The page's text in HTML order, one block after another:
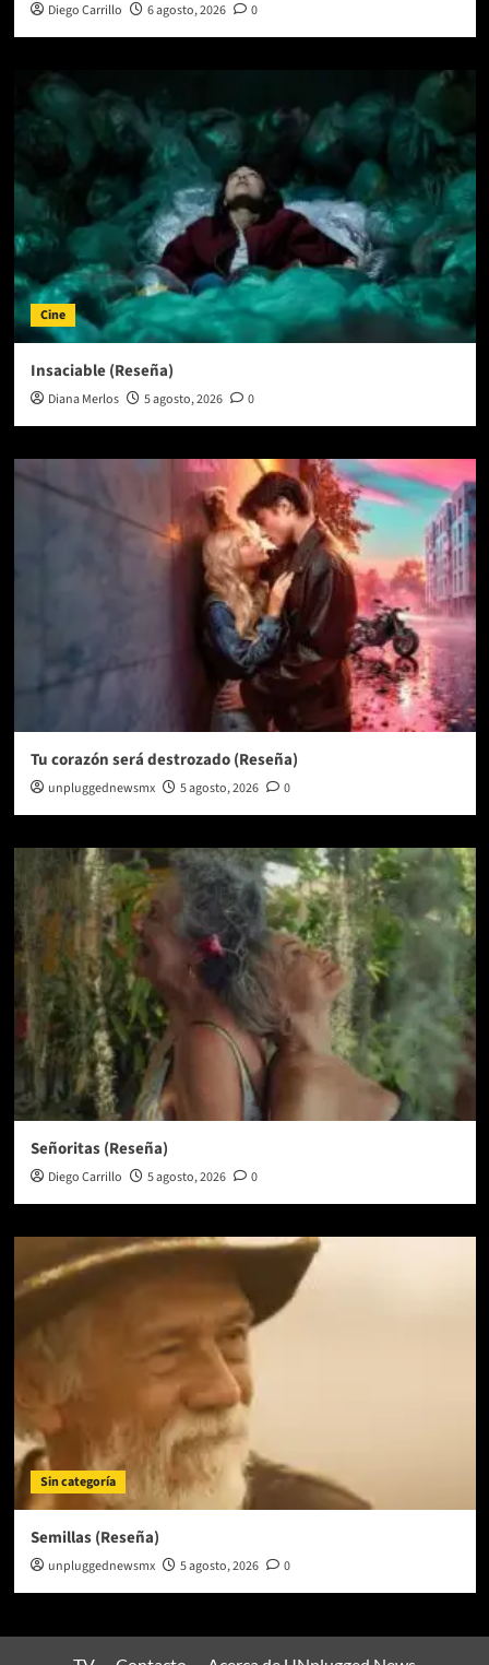
Diego Carrillo 6 agosto, 2026 0
Cine
Insaciable (Reseña)
Diana Merlos 5 agosto, 2026 0
Tu corazón será destrozado (Reseña)
unpluggednewsmx 5 agosto, 2026 0
Señoritas (Reseña)
Diego Carrillo 5 agosto, 2026 0
Sin categoría
Semillas (Reseña)
unpluggednewsmx 5 agosto, 2026 0